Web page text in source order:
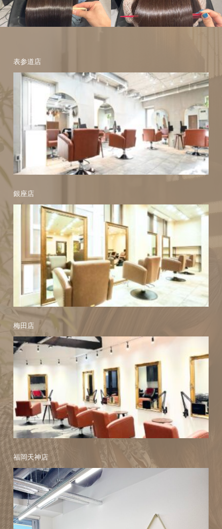
質改善
表参道店
銀座店
梅田店
福岡天神店